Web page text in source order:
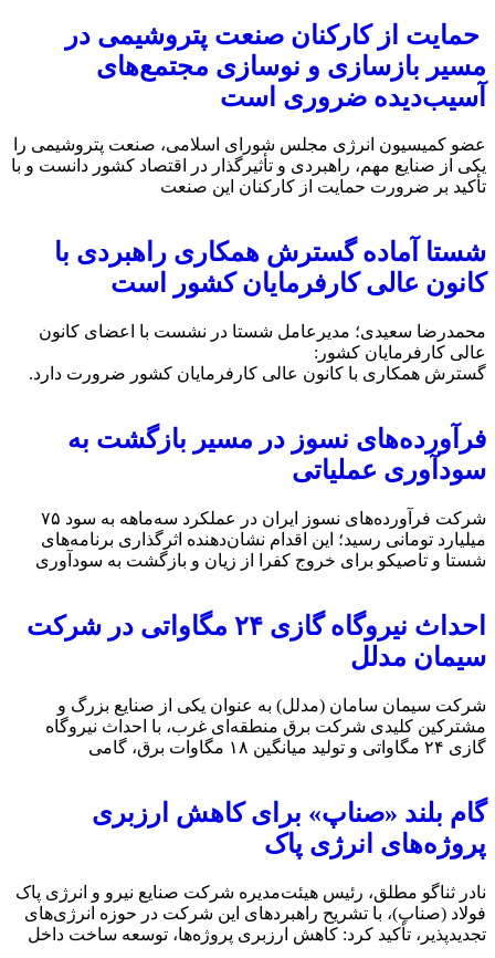
حمایت از کارکنان صنعت پتروشیمی در
مسیر بازسازی و نوسازی مجتمع‌های
آسیب‌دیده ضروری است
عضو کمیسیون انرژی مجلس شورای اسلامی، صنعت پتروشیمی را
یکی از صنایع مهم، راهبردی و تأثیرگذار در اقتصاد کشور دانست و با
تأکید بر ضرورت حمایت از کارکنان این صنعت
شستا آماده گسترش همکاری راهبردی با
کانون عالی کارفرمایان کشور است
محمدرضا سعیدی؛ مدیرعامل شستا در نشست با اعضای کانون
عالی کارفرمایان کشور:
گسترش همکاری با کانون عالی کارفرمایان کشور ضرورت دارد.
فرآورده‌های نسوز در مسیر بازگشت به
سودآوری عملیاتی
شرکت فرآورده‌های نسوز ایران در عملکرد سه‌ماهه به سود ۷۵
میلیارد تومانی رسید؛ این اقدام نشان‌دهنده اثرگذاری برنامه‌های
شستا و تاصیکو برای خروج کفرا از زیان و بازگشت به سودآوری
احداث نیروگاه گازی ۲۴ مگاواتی در شرکت
سیمان مدلل
شرکت سیمان سامان (مدلل) به عنوان یکی از صنایع بزرگ و
مشترکین کلیدی شرکت برق منطقه‌ای غرب، با احداث نیروگاه
گازی ۲۴ مگاواتی و تولید میانگین ۱۸ مگاوات برق، گامی
گام بلند «صناپ» برای کاهش ارزبری
پروژه‌های انرژی پاک
نادر ثناگو مطلق، رئیس هیئت‌مدیره شرکت صنایع نیرو و انرژی پاک
فولاد (صناپ)، با تشریح راهبردهای این شرکت در حوزه انرژی‌های
تجدیدپذیر، تأکید کرد: کاهش ارزبری پروژه‌ها، توسعه ساخت داخل